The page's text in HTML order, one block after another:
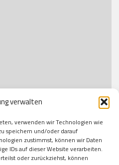
verwalten
verwenden wir Technologien wie
speichern und/oder darauf
zustimmst, können wir Daten
IDs auf dieser Website verarbeiten.
oder zurückziehst, können